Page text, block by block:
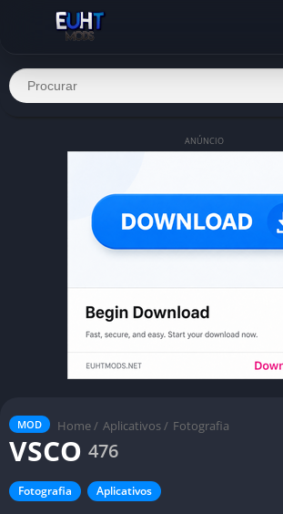
ANÚNCIO
MOD Home / Aplicativos / Fotografia
VSCO 476
Fotografia Aplicativos